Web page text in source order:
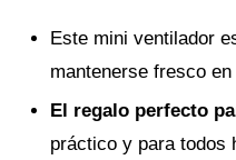
Este mini ventilador
mantenerse fresco
El regalo perfecto
práctico y para todos